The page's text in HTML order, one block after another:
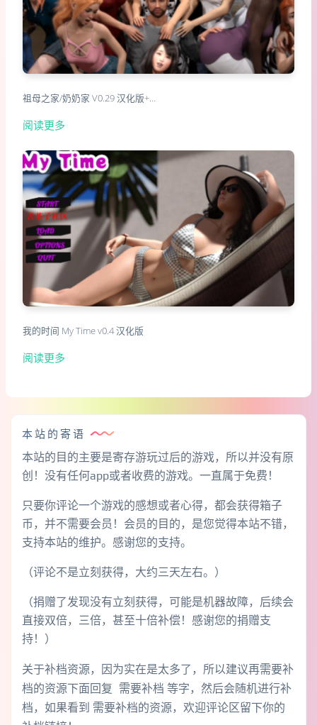
祖母之家/奶奶家 V0.29 汉化版+…
阅读更多
我的时间 My Time v0.4 汉化版
阅读更多
本站的寄语
本站的目的主要是寄存游玩过后的游戏，所以并没有原
创！没有任何app或者收费的游戏。一直属于免费！
只要你评论一个游戏的感想或者心得，都会获得箱子
币，并不需要会员！会员的目的，是您觉得本站不错，
支持本站的维护。感谢您的支持。
（评论不是立刻获得，大约三天左右。）
（捐赠了发现没有立刻获得，可能是机器故障，后续会
直接双倍，三倍，甚至十倍补偿！感谢您的捐赠支
持！）
关于补档资源，因为实在是太多了，所以建议再需要补
档的资源下面回复 需要补档 等字，然后会随机进行补
档，如果看到 需要补档的资源，欢迎评论区留下你的